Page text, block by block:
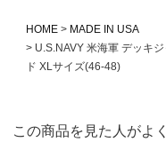
HOME
MADE IN USA
U.S.NAVY 米海軍 デッキ
ド XLサイズ(46-48)
この商品を見た人がよ